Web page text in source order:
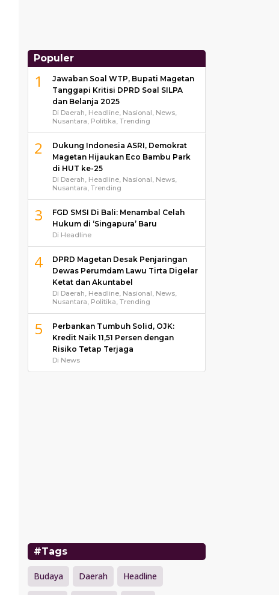
Populer
1
Jawaban Soal WTP, Bupati Magetan
Tanggapi Kritisi DPRD Soal SILPA
dan Belanja 2025
Di Daerah, Headline, Nasional, News,
Nusantara, Politika, Trending
2
Dukung Indonesia ASRI, Demokrat
Magetan Hijaukan Eco Bambu Park
di HUT ke-25
Di Daerah, Headline, Nasional, News,
Nusantara, Trending
3
FGD SMSI Di Bali: Menambal Celah
Hukum di ‘Singapura’ Baru
Di Headline
4
DPRD Magetan Desak Penjaringan
Dewas Perumdam Lawu Tirta Digelar
Ketat dan Akuntabel
Di Daerah, Headline, Nasional, News,
Nusantara, Politika, Trending
5
Perbankan Tumbuh Solid, OJK:
Kredit Naik 11,51 Persen dengan
Risiko Tetap Terjaga
Di News
#Tags
Budaya Daerah Headline